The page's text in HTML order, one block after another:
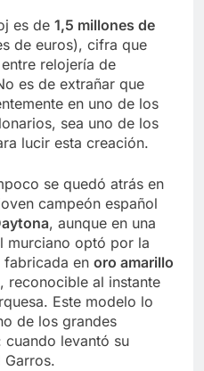
es de 1,5 millones de
de euros), cifra que
relojería de
es de extrañar que
en uno de los
sea uno de los
lucir esta creación.
se quedó atrás en
campeón español
, aunque en una
murciano optó por la
fabricada en oro amarillo
, reconocible al instante
Este modelo lo
de los grandes
cuando levantó su
Garros.